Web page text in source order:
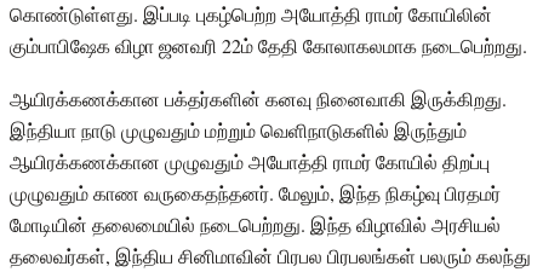
கொண்டுள்ளது. இப்படி புகழ்பெற்ற அயோத்தி ராமர் கோயிலின்
கும்பாபிஷேக விழா ஜனவரி 22ம் தேதி கோலாகலமாக நடைபெற்றது.
ஆயிரக்கணக்கான பக்தர்களின் கனவு நினைவாகி இருக்கிறது.
இந்தியா நாடு முழுவதும் மற்றும் வெளிநாடுகளில் இருந்தும்
ஆயிரக்கணக்கான முழுவதும் அயோத்தி ராமர் கோயில் திறப்பு
முழுவதும் காண வருகைதந்தனர். மேலும், இந்த நிகழ்வு பிரதமர்
மோடியின் தலைமையில் நடைபெற்றது. இந்த விழாவில் அரசியல்
தலைவர்கள், இந்திய சினிமாவின் பிரபல பிரபலங்கள் பலரும் கலந்து